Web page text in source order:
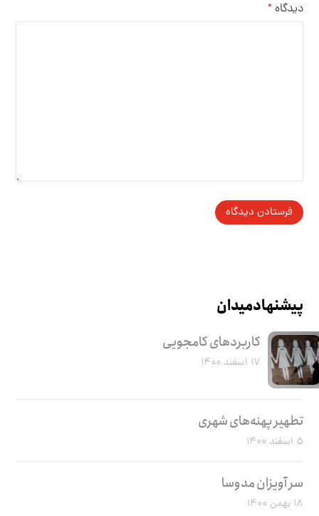
دیدگاه *
پیشنهاد میدان
کاربرد‌های کامجویی
۱۷ اسفند ۱۴۰۰
تطهیر پهنه‌های شهری
۵ اسفند ۱۴۰۰
سر آویزان مدوسا
۱۸ بهمن ۱۴۰۰